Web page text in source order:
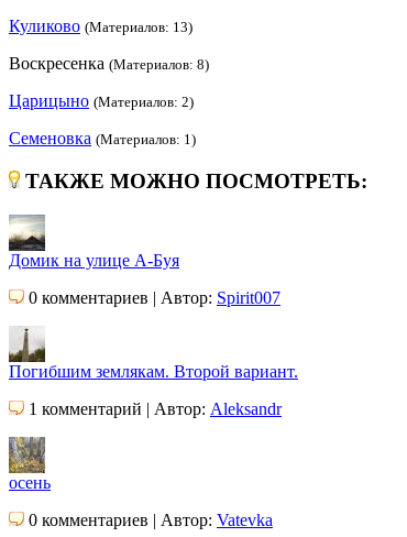
Куликово (Материалов: 13)
Воскресенка (Материалов: 8)
Царицыно (Материалов: 2)
Семеновка (Материалов: 1)
ТАКЖЕ МОЖНО ПОСМОТРЕТЬ:
Домик на улице А-Буя
0 комментариев | Автор: Spirit007
Погибшим землякам. Второй вариант.
1 комментарий | Автор: Aleksandr
осень
0 комментариев | Автор: Vatevka